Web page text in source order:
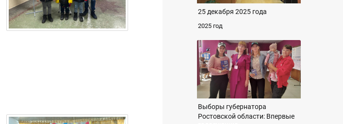
25 декабря 2025 года
2025 год
Выборы губернатора
Ростовской области: Впервые